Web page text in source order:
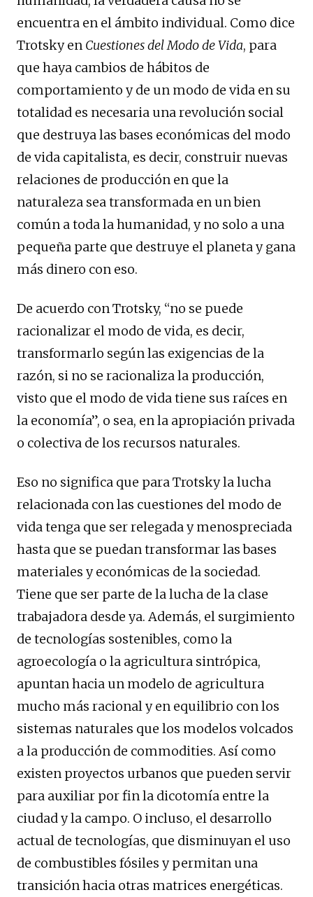
encuentra en el ámbito individual. Como dice
Trotsky en Cuestiones del Modo de Vida, para
que haya cambios de hábitos de
comportamiento y de un modo de vida en su
totalidad es necesaria una revolución social
que destruya las bases económicas del modo
de vida capitalista, es decir, construir nuevas
relaciones de producción en que la
naturaleza sea transformada en un bien
común a toda la humanidad, y no solo a una
pequeña parte que destruye el planeta y gana
más dinero con eso.
De acuerdo con Trotsky, “no se puede
racionalizar el modo de vida, es decir,
transformarlo según las exigencias de la
razón, si no se racionaliza la producción,
visto que el modo de vida tiene sus raíces en
la economía”, o sea, en la apropiación privada
o colectiva de los recursos naturales.
Eso no significa que para Trotsky la lucha
relacionada con las cuestiones del modo de
vida tenga que ser relegada y menospreciada
hasta que se puedan transformar las bases
materiales y económicas de la sociedad.
Tiene que ser parte de la lucha de la clase
trabajadora desde ya. Además, el surgimiento
de tecnologías sostenibles, como la
agroecología o la agricultura sintrópica,
apuntan hacia un modelo de agricultura
mucho más racional y en equilibrio con los
sistemas naturales que los modelos volcados
a la producción de commodities. Así como
existen proyectos urbanos que pueden servir
para auxiliar por fin la dicotomía entre la
ciudad y la campo. O incluso, el desarrollo
actual de tecnologías, que disminuyan el uso
de combustibles fósiles y permitan una
transición hacia otras matrices energéticas.